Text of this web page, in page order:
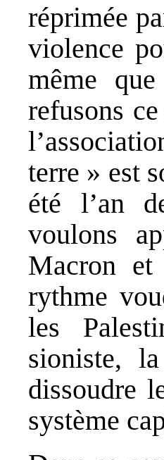
réprimée
violence
même
refusons
terre » est
été l’an
voulons
Macron
rythme
les
sioniste,
dissoudre
système